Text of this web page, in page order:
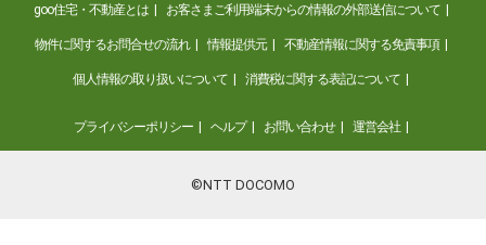
goo住宅・不動産とは お客さまご利用端末からの情報の外部送信について
物件に関するお問合せの流れ 情報提供元 不動産情報に関する免責事項
個人情報の取り扱いについて 消費税に関する表記について
プライバシーポリシー ヘルプ お問い合わせ 運営会社
©NTT DOCOMO